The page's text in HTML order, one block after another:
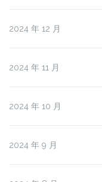
2024 年 12 月
2024 年 11 月
2024 年 10 月
2024 年 9 月